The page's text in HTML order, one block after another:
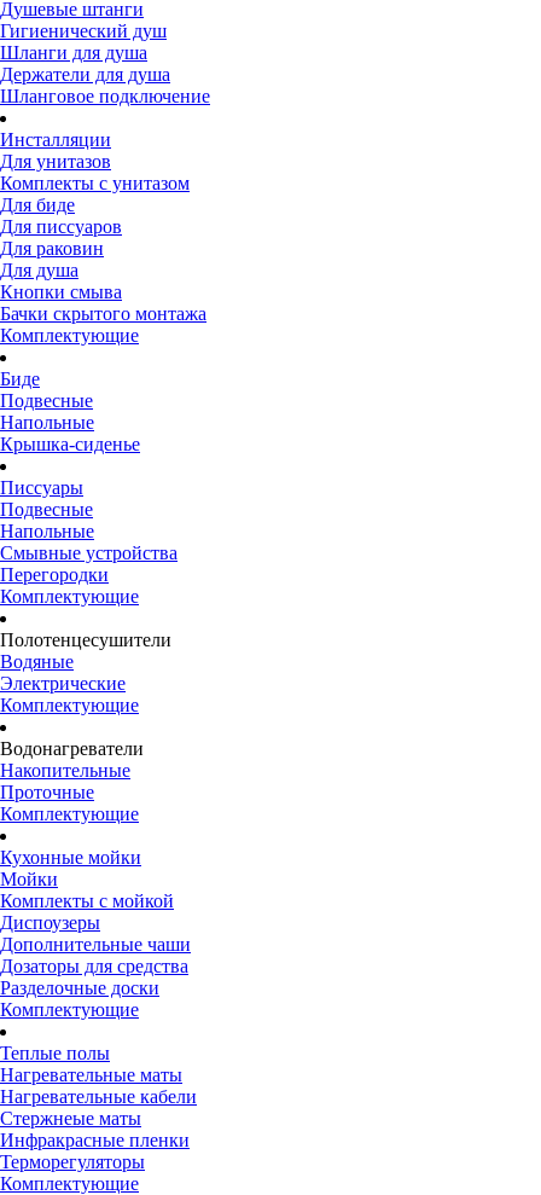
Душевые штанги
Гигиенический душ
Шланги для душа
Держатели для душа
Шланговое подключение
Инсталляции
Для унитазов
Комплекты с унитазом
Для биде
Для писсуаров
Для раковин
Для душа
Кнопки смыва
Бачки скрытого монтажа
Комплектующие
Биде
Подвесные
Напольные
Крышка-сиденье
Писсуары
Подвесные
Напольные
Смывные устройства
Перегородки
Комплектующие
Полотенцесушители
Водяные
Электрические
Комплектующие
Водонагреватели
Накопительные
Проточные
Комплектующие
Кухонные мойки
Мойки
Комплекты с мойкой
Диспоузеры
Дополнительные чаши
Дозаторы для средства
Разделочные доски
Комплектующие
Теплые полы
Нагревательные маты
Нагревательные кабели
Стержнеые маты
Инфракрасные пленки
Терморегуляторы
Комплектующие